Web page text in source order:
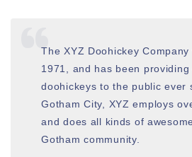
The XYZ Doohickey
1971, and has been providing
doohickeys to the public ever
Gotham City, XYZ employs
and does all kinds of
Gotham community.